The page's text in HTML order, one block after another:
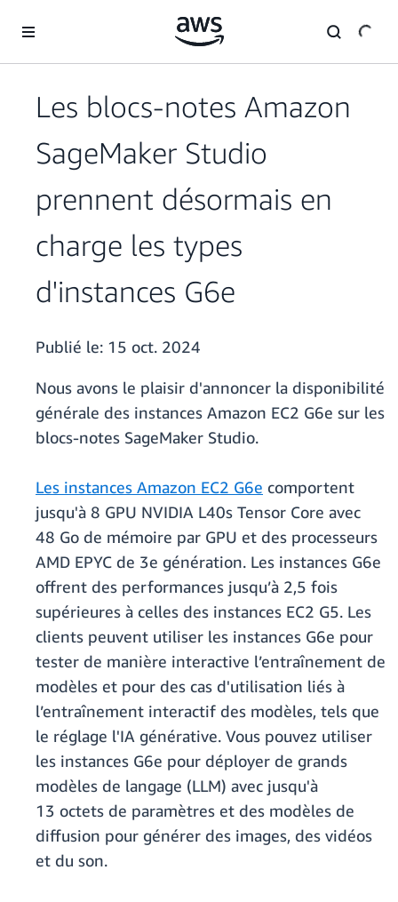
Les blocs-notes Amazon
SageMaker Studio
prennent désormais en
charge les types
d'instances G6e
Publié le: 15 oct. 2024
Nous avons le plaisir d'annoncer la disponibilité
générale des instances Amazon EC2 G6e sur les
blocs-notes SageMaker Studio.
Les instances Amazon EC2 G6e comportent
jusqu'à 8 GPU NVIDIA L40s Tensor Core avec
48 Go de mémoire par GPU et des processeurs
AMD EPYC de 3e génération. Les instances G6e
offrent des performances jusqu’à 2,5 fois
supérieures à celles des instances EC2 G5. Les
clients peuvent utiliser les instances G6e pour
tester de manière interactive l’entraînement de
modèles et pour des cas d'utilisation liés à
l’entraînement interactif des modèles, tels que
le réglage l'IA générative. Vous pouvez utiliser
les instances G6e pour déployer de grands
modèles de langage (LLM) avec jusqu'à
13 octets de paramètres et des modèles de
diffusion pour générer des images, des vidéos
et du son.